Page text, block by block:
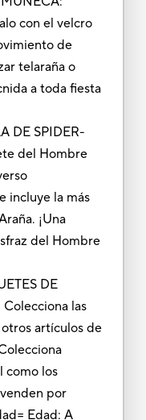
con el velcro
de
telaraña o
a toda fiesta
DE SPIDER-
del Hombre
incluye la más
¡Una
del Hombre
DE
Colecciona las
artículos de
como los
por
Edad: A